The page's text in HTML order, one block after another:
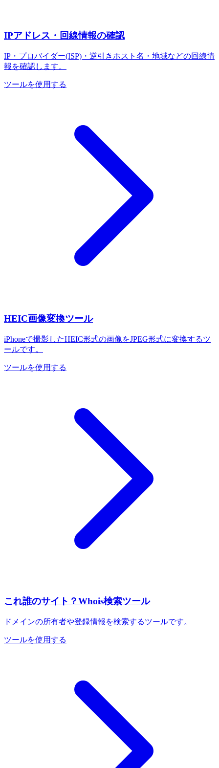
IPアドレス・回線情報の確認
IP・プロバイダー(ISP)・逆引きホスト名・地域などの回線情
報を確認します。
ツールを使用する
HEIC画像変換ツール
iPhoneで撮影したHEIC形式の画像をJPEG形式に変換するツ
ールです。
ツールを使用する
これ誰のサイト？Whois検索ツール
ドメインの所有者や登録情報を検索するツールです。
ツールを使用する